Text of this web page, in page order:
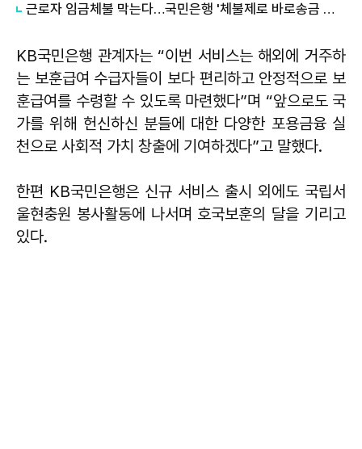
근로자 임금체불 막는다…국민은행 '체불제로 바로송금 서비스' 출시
KB국민은행 관계자는 “이번 서비스는 해외에 거주하
는 보훈급여 수급자들이 보다 편리하고 안정적으로 보
훈급여를 수령할 수 있도록 마련했다”며 “앞으로도 국
가를 위해 헌신하신 분들에 대한 다양한 포용금융 실
천으로 사회적 가치 창출에 기여하겠다”고 말했다.
한편 KB국민은행은 신규 서비스 출시 외에도 국립서
울현충원 봉사활동에 나서며 호국보훈의 달을 기리고
있다.